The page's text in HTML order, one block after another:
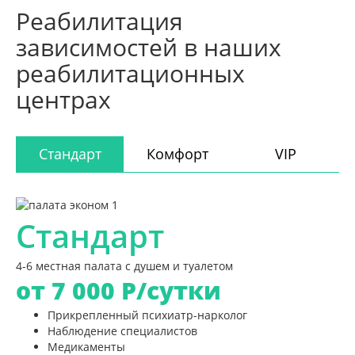
Реабилитация
зависимостей в наших
реабилитационных
центрах
Стандарт Комфорт VIP
Стандарт
4-6 местная палата с душем и туалетом
от 7 000 Р/сутки
Прикрепленный психиатр-нарколог
Наблюдение специалистов
Медикаменты